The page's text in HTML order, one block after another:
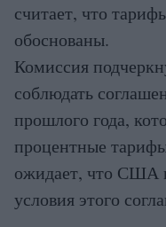
считает, что
обоснованы.
Комиссия
соблюдать
прошлого года,
процентные
ожидает, что США
условия этого